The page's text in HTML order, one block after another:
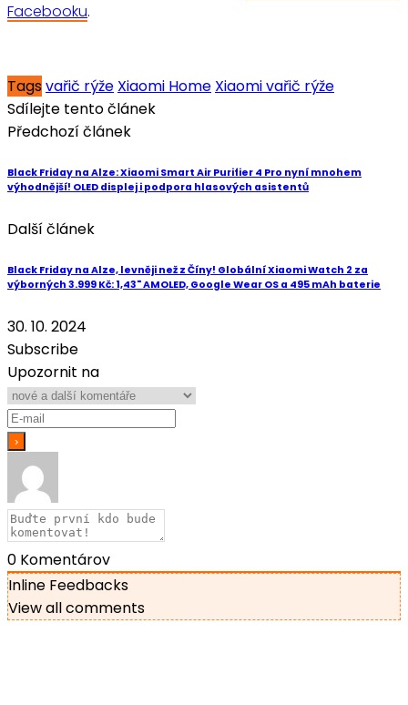
Facebooku.
Tagsvařič rýže Xiaomi Home Xiaomi vařič rýže
Sdílejte tento článek
Předchozí článek
Black Friday na Alze: Xiaomi Smart Air Purifier 4 Pro nyní mnohem
výhodnější! OLED displej i podpora hlasových asistentů
Další článek
Black Friday na Alze, levněji než z Číny! Globální Xiaomi Watch 2 za
výborných 3.999 Kč: 1,43" AMOLED, Google Wear OS a 495 mAh baterie
30. 10. 2024
Subscribe
Upozornit na
0 Komentárov
Inline Feedbacks
View all comments